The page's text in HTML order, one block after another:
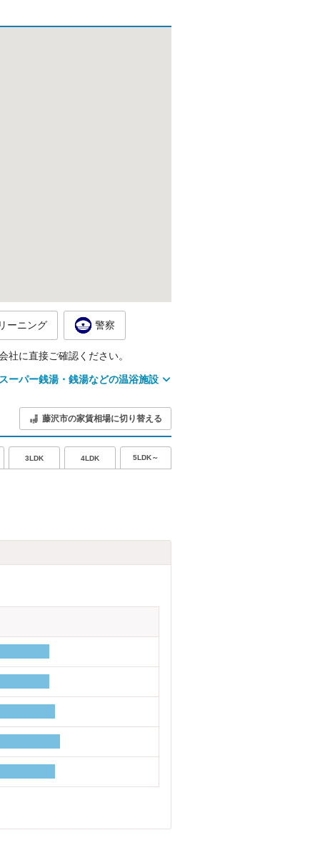
ーニング 警察
に直接ご確認ください。
ーパー銭湯・銭湯などの温浴施設
藤沢市の家賃相場に切り替える
3LDK 4LDK 5LDK～